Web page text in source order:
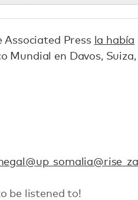
Associated Press la había
Mundial en Davos, Suiza,
@up_somalia
be listened to!